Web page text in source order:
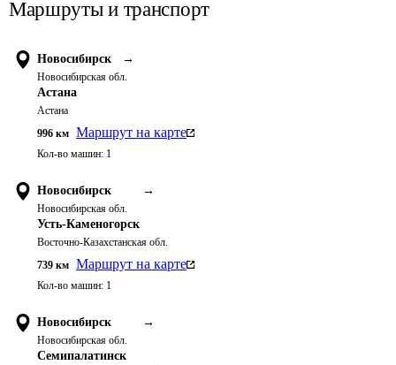
Маршруты и транспорт
Новосибирск →
Новосибирская обл.
Астана
Астана
996 км Маршрут на карте
Кол-во машин: 1
Новосибирск →
Новосибирская обл.
Усть-Каменогорск
Восточно-Казахстанская обл.
739 км Маршрут на карте
Кол-во машин: 1
Новосибирск →
Новосибирская обл.
Семипалатинск